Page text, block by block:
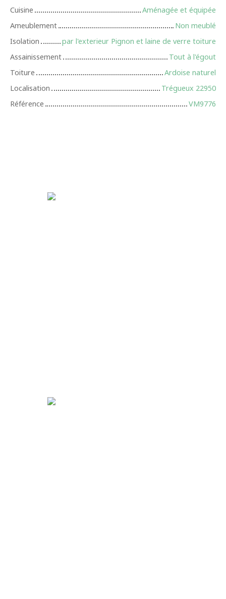
Cuisine
Aménagée et équipée
Ameublement
Non meublé
Isolation
par l'exterieur Pignon et laine de verre toiture
Assainissement
Tout à l'égout
Toiture
Ardoise naturel
Localisation
Trégueux 22950
Référence
VM9776